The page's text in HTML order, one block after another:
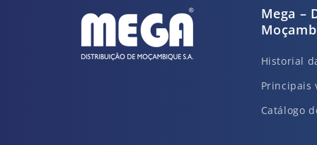
Mega –
Historial
Principais
Catálogo